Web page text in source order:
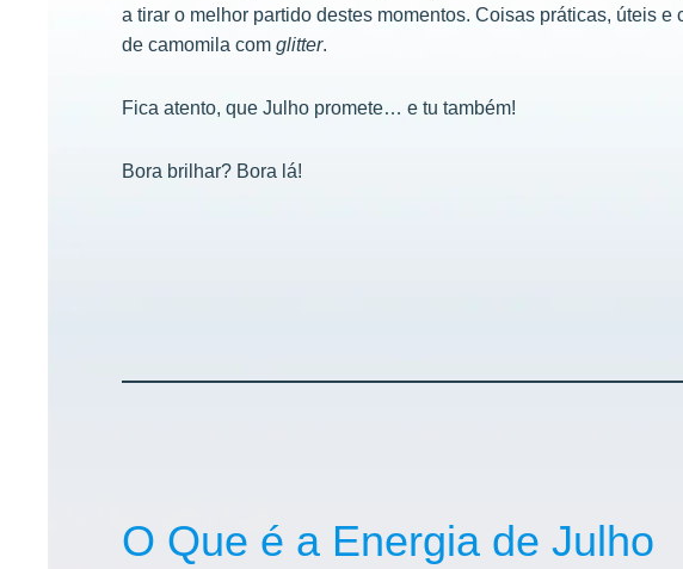
a tirar o melhor partido destes momentos. Coisas práticas, úteis
de camomila com glitter.
Fica atento, que Julho promete… e tu também!
Bora brilhar? Bora lá!
O Que é a Energia de Julho